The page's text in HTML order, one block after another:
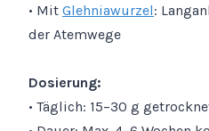
• Mit Glehniawurzel:
der Atemwege
Dosierung:
• Täglich: 15–30 g